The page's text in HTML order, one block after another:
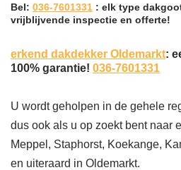
Bel: 036-7601331 : elk type
vrijblijvende inspectie en offerte!
erkend dakdekker Oldemarkt:
100% garantie! 036-7601331
U wordt geholpen in de gehele
dus ook als u op zoekt bent naar
Meppel, Staphorst, Koekange,
en uiteraard in Oldemarkt.